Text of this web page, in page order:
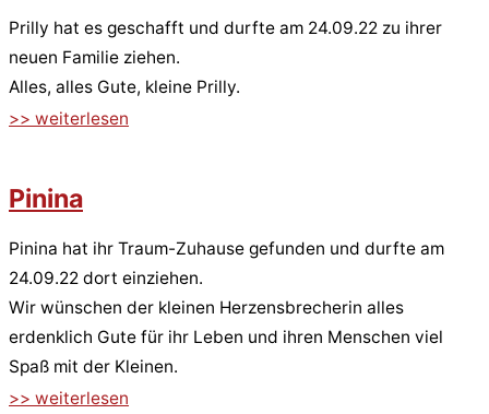
Prilly hat es geschafft und durfte am 24.09.22 zu ihrer
neuen Familie ziehen.
Alles, alles Gute, kleine Prilly.
>> weiterlesen
Pinina
Pinina hat ihr Traum-Zuhause gefunden und durfte am
24.09.22 dort einziehen.
Wir wünschen der kleinen Herzensbrecherin alles
erdenklich Gute für ihr Leben und ihren Menschen viel
Spaß mit der Kleinen.
>> weiterlesen